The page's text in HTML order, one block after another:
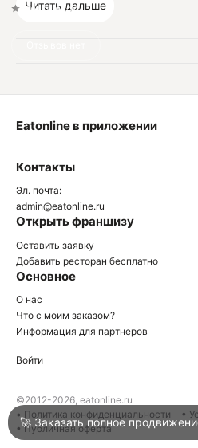
Войти
Написать в техподдержку
Нет оценок
Читать дальше
Контакты
Эл. почта:
admin@eatonline.ru
Открыть франшизу
Оставить заявку
Добавить ресторан бесплатно
Основное
О нас
Что с моим заказом?
Информация для партнеров
Eatonline в приложении
Войти
©2012-2026, eatonline.ru
• Политика конфиденциальности
•
• Публичная оферта
🚀 Заказать полное